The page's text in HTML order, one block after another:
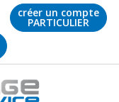
créer un compte
PARTICULIER